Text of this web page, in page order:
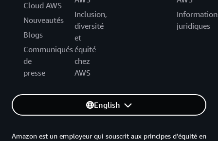
Cloud AWS
Nouveautés
Blogs
Communiqués
de
presse
Inclusion,
diversité
et
équité
chez
AWS
juridiques
English
Amazon est un employeur qui souscrit aux principes d’équité en